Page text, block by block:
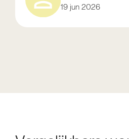
19 jun 2026